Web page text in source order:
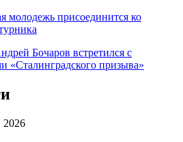
молодежь присоединится ко
Бочаров встретился с
«Сталинградского призыва»
2026